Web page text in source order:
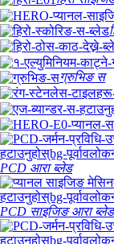
ग्रुभिङ स
PCD आरा ब्लेड
PCD साइजिङ आरा ब्लेड